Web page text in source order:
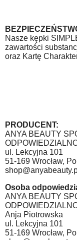
Nasze kępki
zawartości
oraz Kartę
PRODUCENT:
ANYA BEAUTY
ul. Lekcyjna 101
51-169 Wrocław,
Osoba
ANYA BEAUTY
Anja Piotrowska
ul. Lekcyjna 101
51-169 Wrocław,